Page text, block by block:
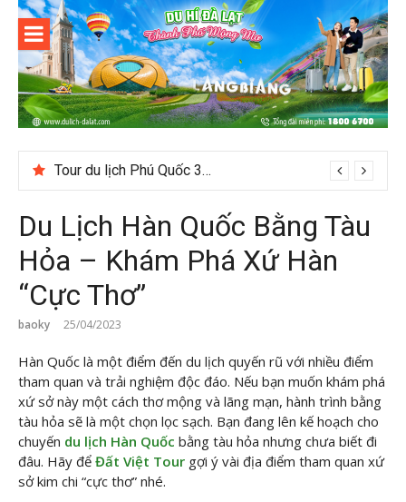
Skip
content
Du lịch Đà
Lạt
Tour du lịch Phú Quốc 3N3D: Hành trình khám phá đảo Ngọc
Du Lịch Hàn Quốc Bằng Tàu
Hỏa – Khám Phá Xứ Hàn
“Cực Thơ”
baoky 25/04/2023
Hàn Quốc là một điểm đến du lịch quyến rũ với nhiều điểm
tham quan và trải nghiệm độc đáo. Nếu bạn muốn khám phá
xứ sở này một cách thơ mộng và lãng mạn, hành trình bằng
tàu hỏa sẽ là một chọn lọc sạch. Bạn đang lên kế hoạch cho
chuyến du lịch Hàn Quốc bằng tàu hỏa nhưng chưa biết đi
đâu. Hãy để Đất Việt Tour gợi ý vài địa điểm tham quan xứ
sở kim chi “cực thơ” nhé.